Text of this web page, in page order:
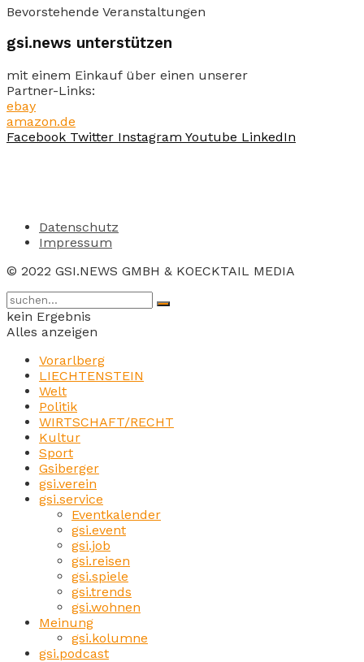
Bevorstehende Veranstaltungen
gsi.news unterstützen
mit einem Einkauf über einen unserer
Partner-Links:
ebay
amazon.de
Facebook Twitter Instagram Youtube LinkedIn
Datenschutz
Impressum
© 2022 GSI.NEWS GMBH & KOECKTAIL MEDIA
kein Ergebnis
Alles anzeigen
Vorarlberg
LIECHTENSTEIN
Welt
Politik
WIRTSCHAFT/RECHT
Kultur
Sport
Gsiberger
gsi.verein
gsi.service
Eventkalender
gsi.event
gsi.job
gsi.reisen
gsi.spiele
gsi.trends
gsi.wohnen
Meinung
gsi.kolumne
gsi.podcast